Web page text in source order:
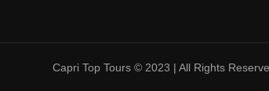
Capri Top Tours © 2023 | All Rights